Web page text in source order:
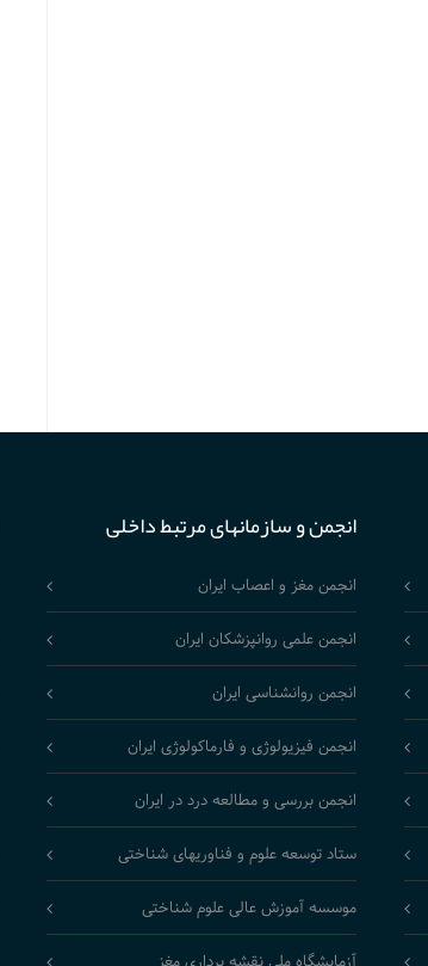
انجمن و سازمانهای مرتبط داخلی
انجمن مغز و اعصاب ایران
انجمن علمی روانپزشکان ایران
انجمن روانشناسی ایران
انجمن فیزیولوژی و فارماکولوژی ایران
انجمن بررسی و مطالعه درد در ایران
ستاد توسعه علوم و فناوریهای شناختی
موسسه آموزش عالی علوم شناختی
آزمایشگاه ملی نقشه برداری مغز